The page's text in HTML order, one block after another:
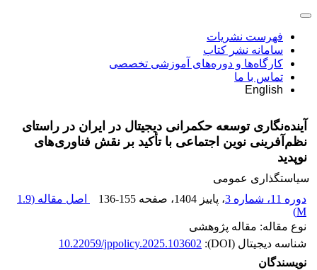
فهرست نشریات
سامانه نشر کتاب
کارگاه‌ها و دوره‌های آموزشی تخصصی
تماس با ما
English
آینده‌نگاری توسعه حکمرانی دیجیتال در ایران در راستای
نظم‌آفرینی نوین اجتماعی با تأکید بر نقش فناوری‌های
نوپدید
سیاستگذاری عمومی
دوره 11، شماره 3
، پاییز 1404 ، صفحه 136-155 اصل مقاله (1.9
M
)
نوع مقاله: مقاله پژوهشی
شناسه دیجیتال (DOI):
10.22059/jppolicy.2025.103602
نویسندگان